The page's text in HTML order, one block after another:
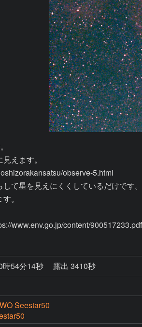
えます。
observe-5.html
て星を見えにくくしているだけです。
。
時54分14秒
露出 3410秒
Seestar50